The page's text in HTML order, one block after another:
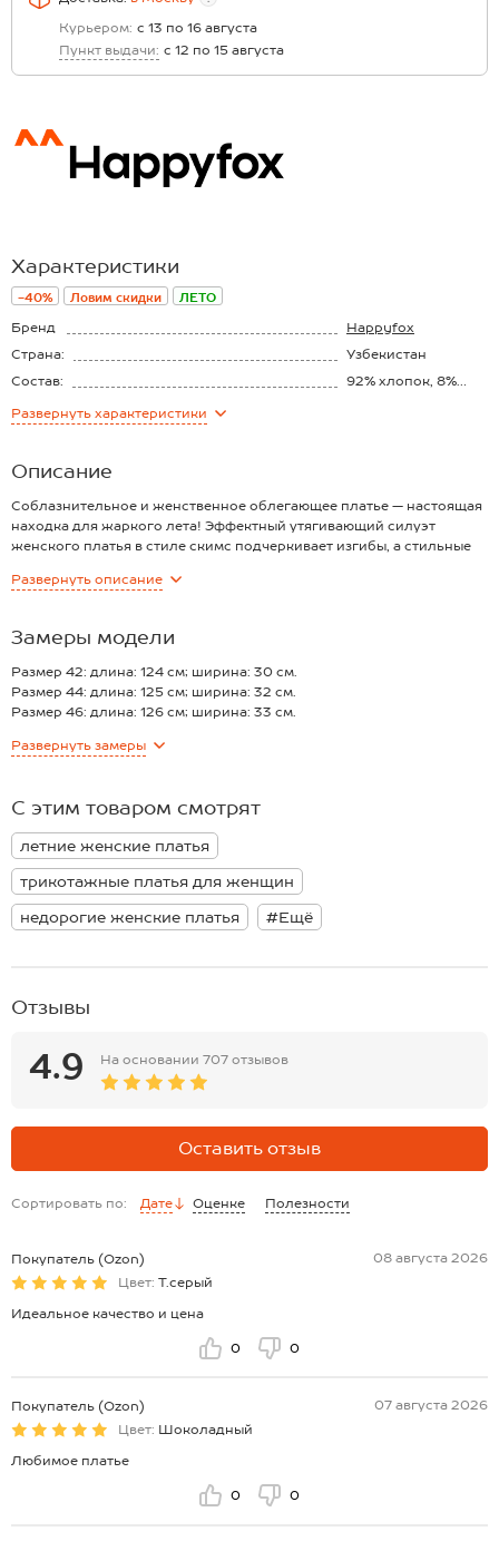
Курьером: с 13 по 16 августа
Пункт выдачи: с 12 по 15 августа
Характеристики
-40% Ловим скидки ЛЕТО
Бренд
Happyfox
Страна:
Узбекистан
Состав:
92% хлопок, 8%
Материал:
Развернуть характеристики
Описание
Соблазнительное и женственное облегающее платье — настоящая
находка для жаркого лета! Эффектный утягивающий силуэт
женского платья в стиле скимс подчеркивает изгибы, а стильные
платье-майка темно-серого цвета выполнено из дышащей ткани
— трикотаж из хлопка с лайкрой мягко облегает, обеспечивая
идеальную посадку и комфорт;
— двухслойная ткань в области груди исключает просвечивание
(плотность 190 г/м2);
безупречную посадку;
Летнее облегающее платье для женщин станет любимым
повседневных прогулок.
Развернуть описание
Замеры модели
Размер 42: длина: 124 см; ширина: 30 см.
Размер 44: длина: 125 см; ширина: 32 см.
Размер 46: длина: 126 см; ширина: 33 см.
*замеры выборочные, могут незначительно отличаться.
Развернуть замеры
С этим товаром смотрят
летние женские платья
трикотажные платья для женщин
недорогие женские платья
#Ещё
Отзывы
4.9 На основании 707 отзывов
Оставить отзыв
Сортировать по: Дате Оценке Полезности
Покупатель (Ozon)
08 августа 2026
Цвет: Т.серый
Идеальное качество и цена
0 0
Покупатель (Ozon)
07 августа 2026
Цвет: Шоколадный
Любимое платье
0 0